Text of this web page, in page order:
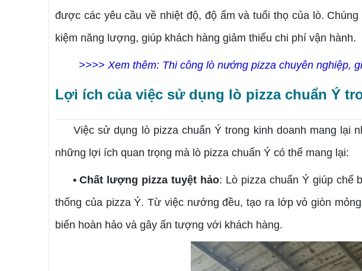
được các yêu cầu về nhiệt độ, độ ẩm và tuổi thọ của lò.
kiệm năng lượng, giúp khách hàng giảm thiểu chi phí vận hành.
>>>> Xem thêm: Thi công lò nướng pizza chuyên nghiệp,
Lợi ích của việc sử dụng lò pizza chuẩn Ý
Việc sử dụng lò pizza chuẩn Ý trong kinh doanh mang lại
những lợi ích quan trọng mà lò pizza chuẩn Ý có thể mang lại:
• Chất lượng pizza tuyệt hảo: Lò pizza chuẩn Ý giúp chế
thống của pizza Ý. Từ việc nướng đều, tạo ra lớp vỏ giòn
biến hoàn hảo và gây ấn tượng với khách hàng.